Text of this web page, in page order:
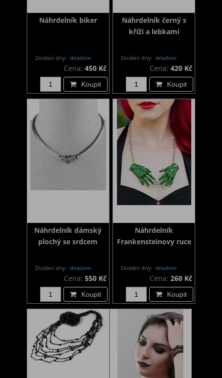
Náhrdelník biker
Dodání dny: skladem
Cena: 450 Kč
Koupit
Náhrdelník černý s
kříži a lebkami
Dodání dny: skladem
Cena: 420 Kč
Koupit
Náhrdelník dámský
plochý se srdcem
Dodání dny: skladem
Cena: 550 Kč
Koupit
Náhrdelník
Frankensteinovy ruce
Dodání dny: skladem
Cena: 260 Kč
Koupit